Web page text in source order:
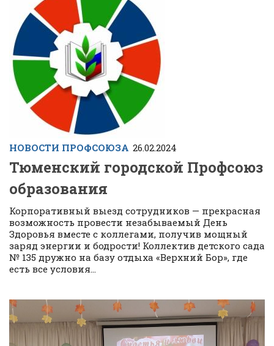
НОВОСТИ ПРОФСОЮЗА 26.02.2024
Тюменский городской Профсоюз
образования
Корпоративный выезд сотрудников — прекрасная
возможность провести незабываемый День
Здоровья вместе с коллегами, получив мощный
заряд энергии и бодрости! Коллектив детского сада
№ 135 дружно на базу отдыха «Верхний Бор», где
есть все условия...